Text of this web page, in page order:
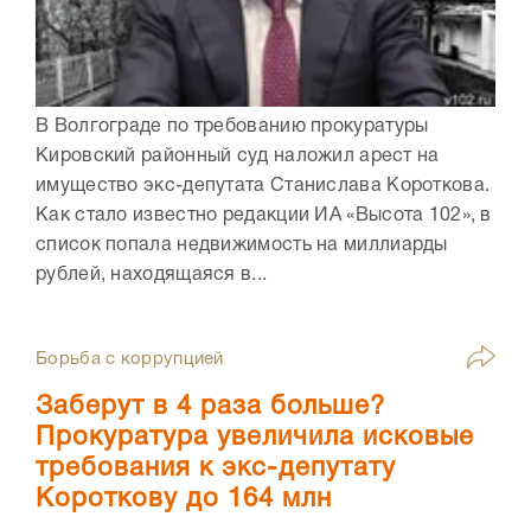
В Волгограде по требованию прокуратуры
Кировский районный суд наложил арест на
имущество экс-депутата Станислава Короткова.
Как стало известно редакции ИА «Высота 102», в
список попала недвижимость на миллиарды
рублей, находящаяся в...
Борьба с коррупцией
Заберут в 4 раза больше?
Прокуратура увеличила исковые
требования к экс-депутату
Короткову до 164 млн